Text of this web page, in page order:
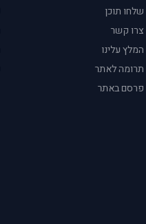
שלחו תוכן
צרו קשר
המלץ עלינו
תרומה לאתר
פרסם באתר